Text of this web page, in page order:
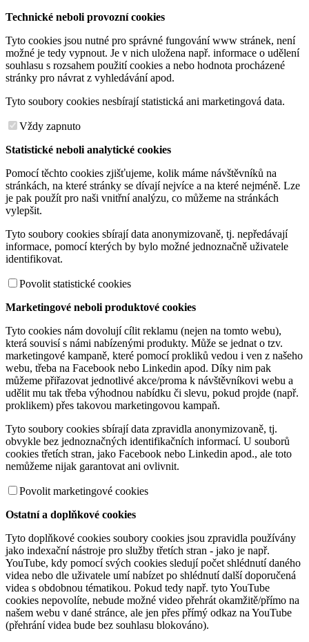
Technické neboli provozní cookies
Tyto cookies jsou nutné pro správné fungování www stránek, není
možné je tedy vypnout. Je v nich uložena např. informace o udělení
souhlasu s rozsahem použití cookies a nebo hodnota procházené
stránky pro návrat z vyhledávání apod.
Tyto soubory cookies nesbírají statistická ani marketingová data.
Vždy zapnuto
Statistické neboli analytické cookies
Pomocí těchto cookies zjišťujeme, kolik máme návštěvníků na
stránkách, na které stránky se dívají nejvíce a na které nejméně. Lze
je pak použít pro naši vnitřní analýzu, co můžeme na stránkách
vylepšit.
Tyto soubory cookies sbírají data anonymizovaně, tj. nepředávají
informace, pomocí kterých by bylo možné jednoznačně uživatele
identifikovat.
Povolit statistické cookies
Marketingové neboli produktové cookies
Tyto cookies nám dovolují cílit reklamu (nejen na tomto webu),
která souvisí s námi nabízenými produkty. Může se jednat o tzv.
marketingové kampaně, které pomocí prokliků vedou i ven z našeho
webu, třeba na Facebook nebo Linkedin apod. Díky nim pak
můžeme přiřazovat jednotlivé akce/proma k návštěvníkovi webu a
udělit mu tak třeba výhodnou nabídku či slevu, pokud projde (např.
proklikem) přes takovou marketingovou kampaň.
Tyto soubory cookies sbírají data zpravidla anonymizovaně, tj.
obvykle bez jednoznačných identifikačních informací. U souborů
cookies třetích stran, jako Facebook nebo Linkedin apod., ale toto
nemůžeme nijak garantovat ani ovlivnit.
Povolit marketingové cookies
Ostatní a doplňkové cookies
Tyto doplňkové cookies soubory cookies jsou zpravidla používány
jako indexační nástroje pro služby třetích stran - jako je např.
YouTube, kdy pomocí svých cookies sledují počet shlédnutí daného
videa nebo dle uživatele umí nabízet po shlédnutí další doporučená
videa s obdobnou tématikou. Pokud tedy např. tyto YouTube
cookies nepovolíte, nebude možné video přehrát okamžitě/přímo na
našem webu v dané stránce, ale jen přes přímý odkaz na YouTube
(přehrání videa bude bez souhlasu blokováno).